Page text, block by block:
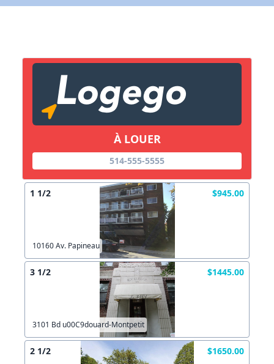
À LOUER
514-555-5555
1 1/2 $945.00
10160 Av. Papineau
3 1/2 $1445.00
3101 Bd u00C9douard-Montpetit
2 1/2 $1650.00
Lien vers inscription (sera inclus dans courriel)
Copier lien
X Fermer
X Fermer